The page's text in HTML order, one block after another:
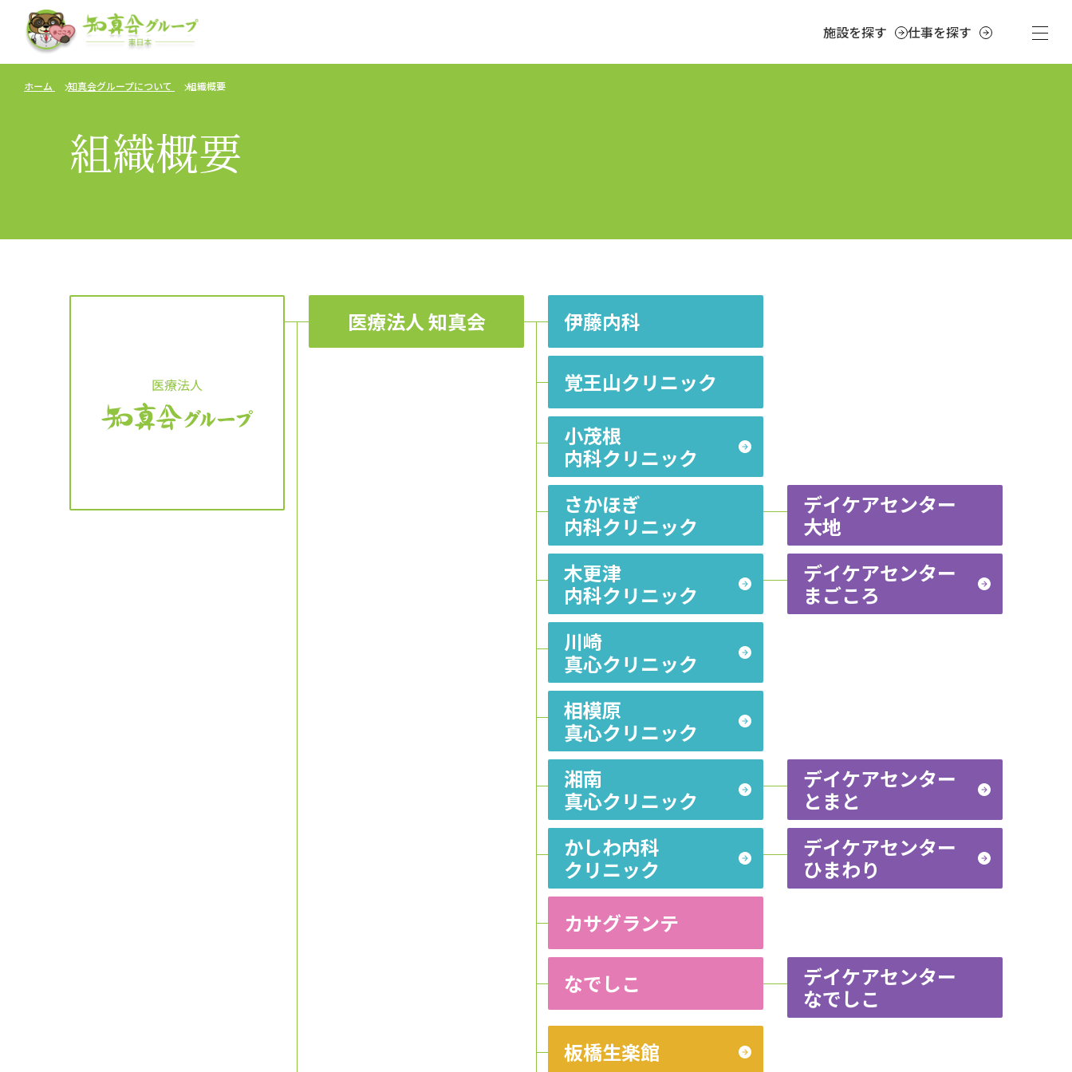
施設を探す 仕事を探す
ホーム 知真会グループについて 組織概要
組織概要
医療法人 知真会 伊藤内科
覚王山クリニック
小茂根
内科クリニック
さかほぎ
内科クリニック
デイケアセンター
大地
木更津
内科クリニック
デイケアセンター
まごころ
川崎
真心クリニック
相模原
真心クリニック
湘南
真心クリニック
デイケアセンター
とまと
かしわ内科
クリニック
デイケアセンター
ひまわり
カサグランテ
なでしこ
デイケアセンター
なでしこ
板橋生楽館